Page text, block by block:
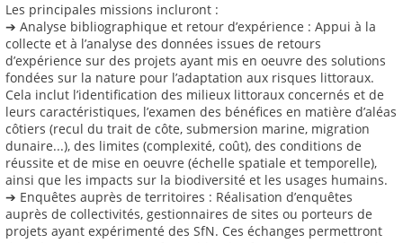
Les principales missions incluront :
➔ Analyse bibliographique et retour d’expérience : Appui à la
collecte et à l’analyse des données issues de retours
d’expérience sur des projets ayant mis en oeuvre des solutions
fondées sur la nature pour l’adaptation aux risques littoraux.
Cela inclut l’identification des milieux littoraux concernés et de
leurs caractéristiques, l’examen des bénéfices en matière d’aléas
côtiers (recul du trait de côte, submersion marine, migration
dunaire...), des limites (complexité, coût), des conditions de
réussite et de mise en oeuvre (échelle spatiale et temporelle),
ainsi que les impacts sur la biodiversité et les usages humains.
➔ Enquêtes auprès de territoires : Réalisation d’enquêtes
auprès de collectivités, gestionnaires de sites ou porteurs de
projets ayant expérimenté des SfN. Ces échanges permettront